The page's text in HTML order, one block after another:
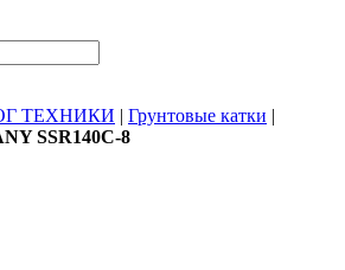
ТЕХНИКИ | Грунтовые катки |
SSR140C-8